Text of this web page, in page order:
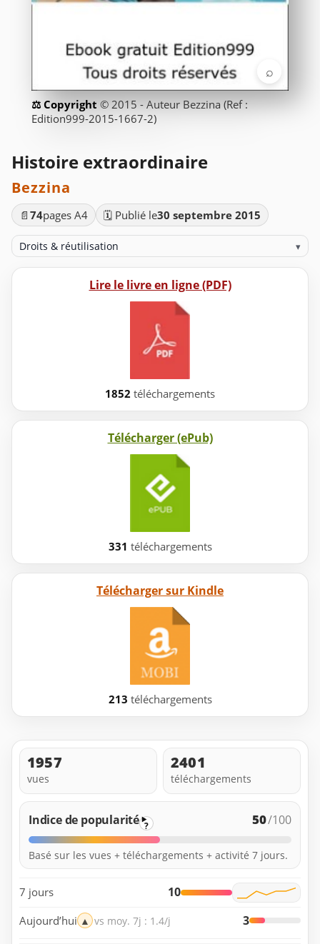
⌕
© 2015 - Auteur Bezzina (Ref :
Edition999-2015-1667-2)
Histoire extraordinaire
Bezzina
📄 74pages A4 🗓️ Publié le30 septembre 2015
Droits & réutilisation ▾
Lire le livre en ligne (PDF)
1852 téléchargements
Télécharger (ePub)
331 téléchargements
Télécharger sur Kindle
213 téléchargements
1957
vues
2401
téléchargements
Indice de popularité ? 50/100
Basé sur les vues + téléchargements + activité 7 jours.
7 jours 10
Aujourd’hui ▲ vs moy. 7j : 1.4/j 3